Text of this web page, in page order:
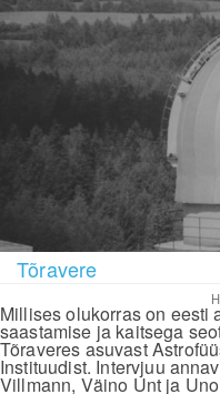
Tõravere
Millises olukorras on eesti
saastamise ja kaitsega
Tõraveres asuvast
Instituudist. Intervjuu
Villmann, Väino Unt ja